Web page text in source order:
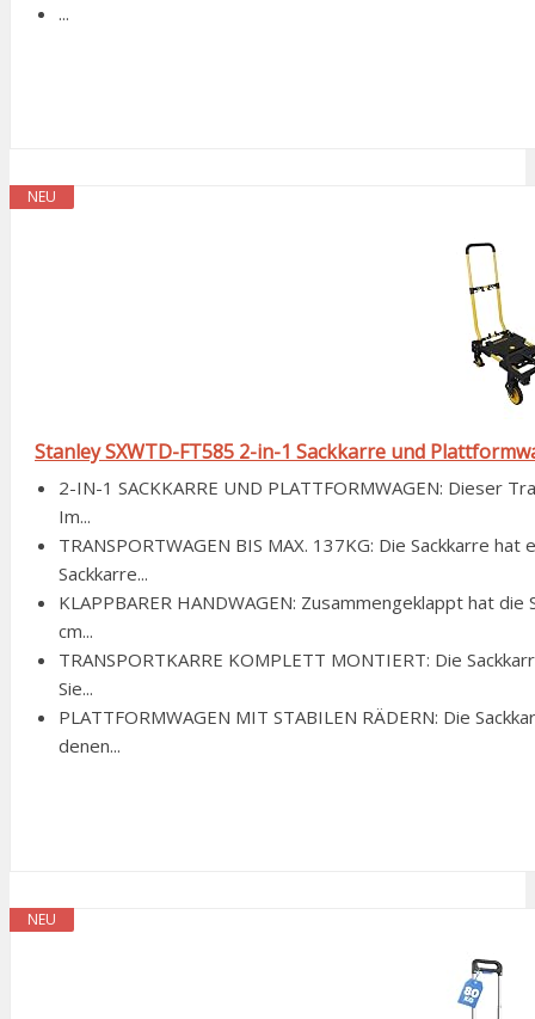
...
NEU
Stanley SXWTD-FT585 2-in-1 Sackkarre und
2-IN-1 SACKKARRE UND PLATTFORMWAGEN:
Im...
TRANSPORTWAGEN BIS MAX. 137KG: Die Sackkarre
Sackkarre...
KLAPPBARER HANDWAGEN: Zusammengeklappt hat
cm...
TRANSPORTKARRE KOMPLETT MONTIERT: Die
Sie...
PLATTFORMWAGEN MIT STABILEN RÄDERN: Die
denen...
NEU